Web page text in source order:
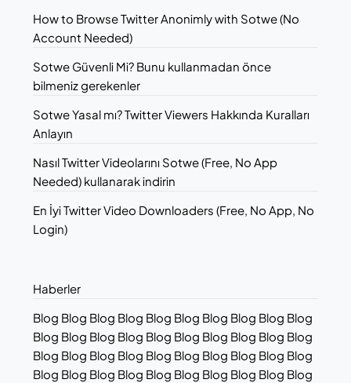
How to Browse Twitter Anonimly with Sotwe (No
Account Needed)
Sotwe Güvenli Mi? Bunu kullanmadan önce
bilmeniz gerekenler
Sotwe Yasal mı? Twitter Viewers Hakkında Kuralları
Anlayın
Nasıl Twitter Videolarını Sotwe (Free, No App
Needed) kullanarak indirin
En İyi Twitter Video Downloaders (Free, No App, No
Login)
Haberler
Blog Blog Blog Blog Blog Blog Blog Blog Blog Blog
Blog Blog Blog Blog Blog Blog Blog Blog Blog Blog
Blog Blog Blog Blog Blog Blog Blog Blog Blog Blog
Blog Blog Blog Blog Blog Blog Blog Blog Blog Blog